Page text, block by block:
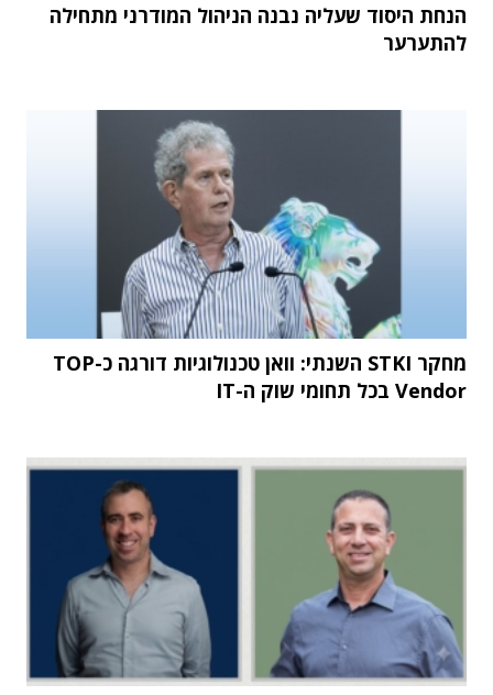
הנחת היסוד שעליה נבנה הניהול המודרני מתחילה
להתערער
מחקר STKI השנתי: וואן טכנולוגיות דורגה כ-TOP
Vendor בכל תחומי שוק ה-IT